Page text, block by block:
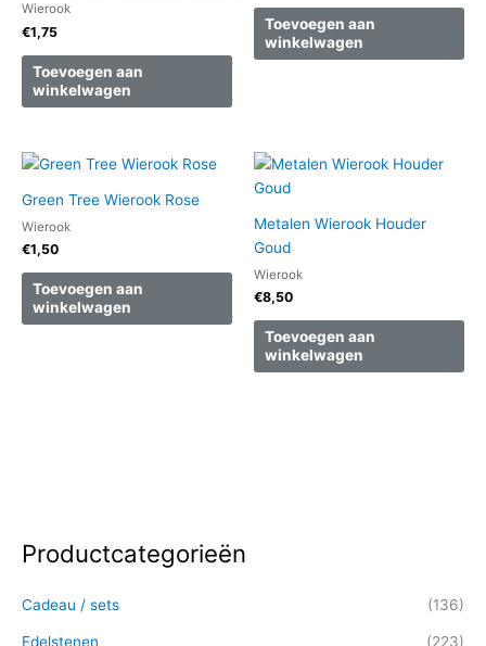
Wierook
€1,75
Toevoegen aan
winkelwagen
Toevoegen aan
winkelwagen
Green Tree Wierook Rose
Wierook
€1,50
Toevoegen aan
winkelwagen
Metalen Wierook Houder
Goud
Wierook
€8,50
Toevoegen aan
winkelwagen
Productcategorieën
Cadeau / sets (136)
Edelstenen (223)
Z
e
k